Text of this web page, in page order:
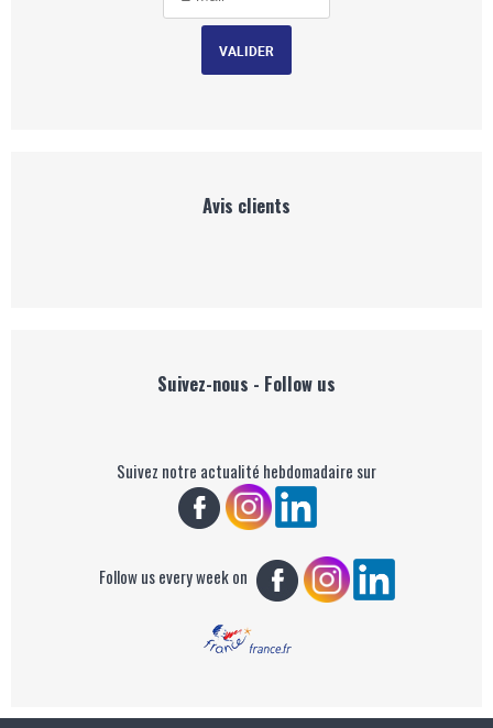
Avis clients
Suivez-nous - Follow us
Suivez notre actualité hebdomadaire sur
Follow us every week on